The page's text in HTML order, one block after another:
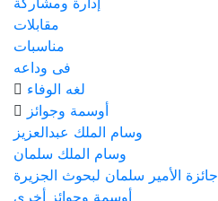
مقابلات
مناسبات
فى وداعه
لغه الوفاء
أوسمة وجوائز
وسام الملك عبدالعزيز
وسام الملك سلمان
جائزة الأمير سلمان لبحوث الجزيرة
أوسمة وجوائز أخرى